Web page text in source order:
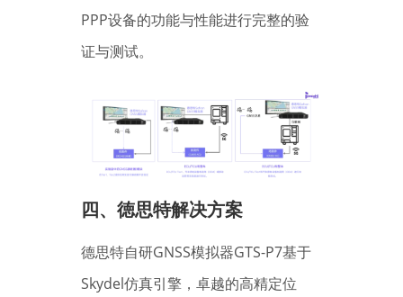
PPP设备的功能与性能进行完整的验
证与测试。
四、 徳思特解决方案
德思特自研GNSS模拟器GTS-P7基于
Skydel仿真引擎，卓越的高精定位